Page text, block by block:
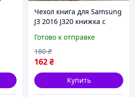
Чехол книга для Samsung
J3 2016 J320 книжка с
самсунг дж3 дж320
красная stn
Готово к отправке
162₴
180 ₴
Купить